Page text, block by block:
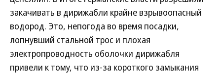
закачивать в дирижабли крайне взрывоопасный
водород. Это, непогода во время посадки,
лопнувший стальной трос и плохая
электропроводность оболочки дирижабля
привели к тому, что из-за короткого замыкания